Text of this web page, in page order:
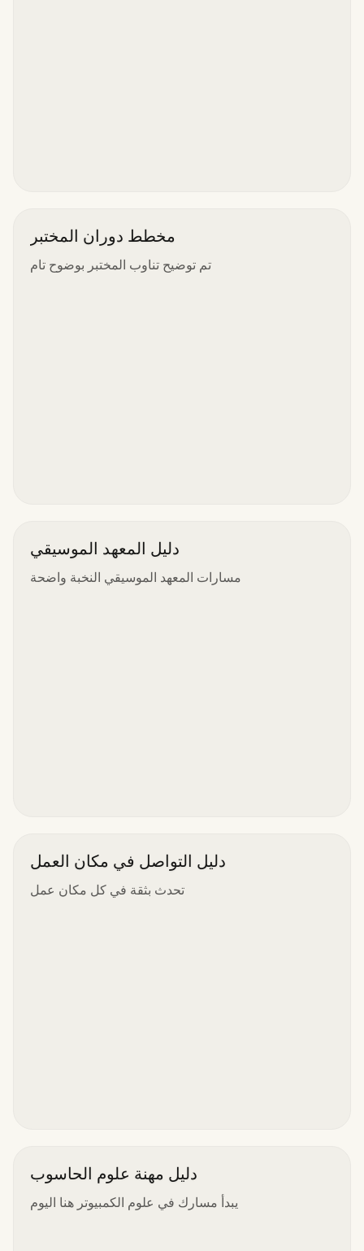
مخطط دوران المختبر
تم توضيح تناوب المختبر بوضوح تام
دليل المعهد الموسيقي
مسارات المعهد الموسيقي النخبة واضحة
دليل التواصل في مكان العمل
تحدث بثقة في كل مكان عمل
دليل مهنة علوم الحاسوب
يبدأ مسارك في علوم الكمبيوتر هنا اليوم